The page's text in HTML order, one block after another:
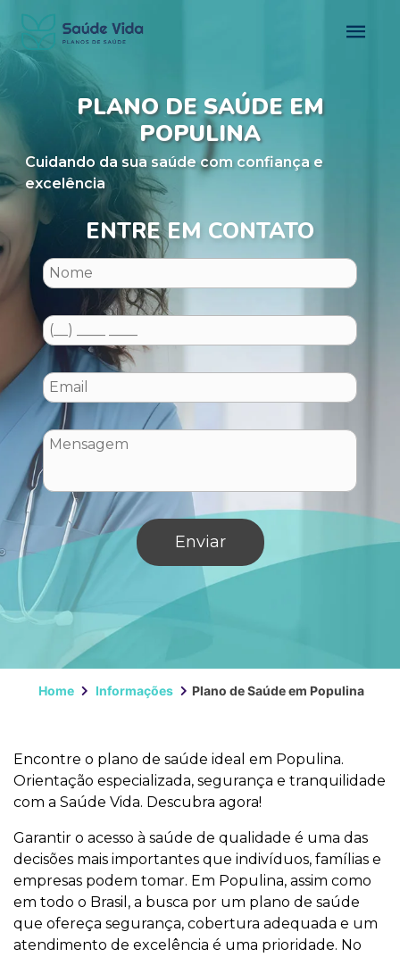
PLANO DE SAÚDE EM
POPULINA
Cuidando da sua saúde com confiança e
excelência
ENTRE EM CONTATO
Home Informações Plano de Saúde em Populina
Encontre o plano de saúde ideal em Populina.
Orientação especializada, segurança e tranquilidade
com a Saúde Vida. Descubra agora!
Garantir o acesso à saúde de qualidade é uma das
decisões mais importantes que indivíduos, famílias e
empresas podem tomar. Em Populina, assim como
em todo o Brasil, a busca por um plano de saúde
que ofereça segurança, cobertura adequada e um
atendimento de excelência é uma prioridade. No